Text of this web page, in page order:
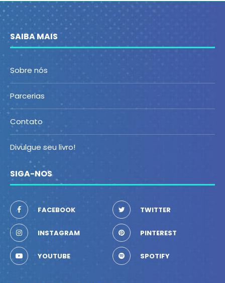
SAIBA MAIS
Sobre nós
Parcerias
Contato
Divulgue seu livro!
SIGA-NOS
FACEBOOK TWITTER
INSTAGRAM PINTEREST
YOUTUBE SPOTIFY